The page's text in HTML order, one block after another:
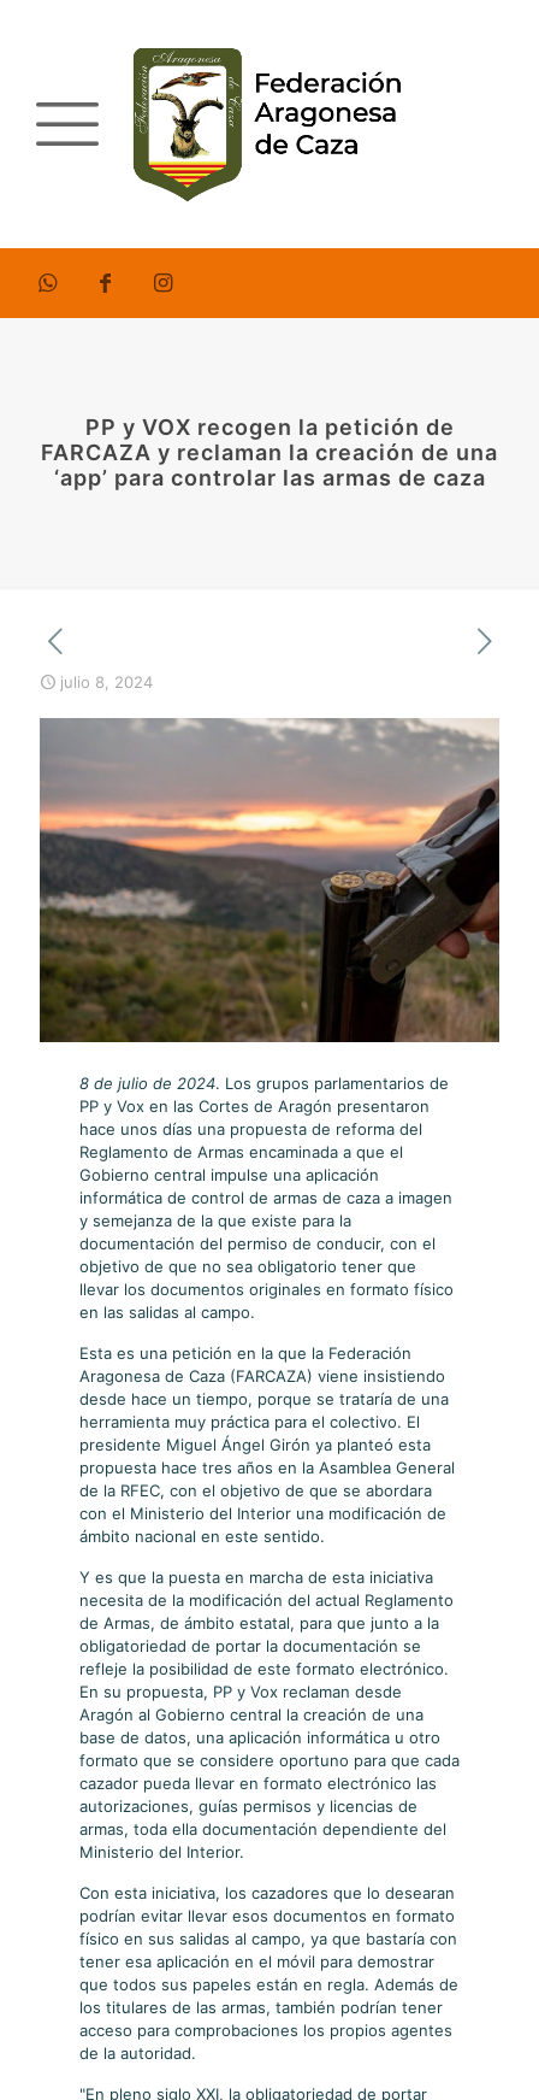
PP y VOX recogen la petición de
FARCAZA y reclaman la creación de una
‘app’ para controlar las armas de caza
julio 8, 2024
8 de julio de 2024. Los grupos parlamentarios de
PP y Vox en las Cortes de Aragón presentaron
hace unos días una propuesta de reforma del
Reglamento de Armas encaminada a que el
Gobierno central impulse una aplicación
informática de control de armas de caza a imagen
y semejanza de la que existe para la
documentación del permiso de conducir, con el
objetivo de que no sea obligatorio tener que
llevar los documentos originales en formato físico
en las salidas al campo.
Esta es una petición en la que la Federación
Aragonesa de Caza (FARCAZA) viene insistiendo
desde hace un tiempo, porque se trataría de una
herramienta muy práctica para el colectivo. El
presidente Miguel Ángel Girón ya planteó esta
propuesta hace tres años en la Asamblea General
de la RFEC, con el objetivo de que se abordara
con el Ministerio del Interior una modificación de
ámbito nacional en este sentido.
Y es que la puesta en marcha de esta iniciativa
necesita de la modificación del actual Reglamento
de Armas, de ámbito estatal, para que junto a la
obligatoriedad de portar la documentación se
refleje la posibilidad de este formato electrónico.
En su propuesta, PP y Vox reclaman desde
Aragón al Gobierno central la creación de una
base de datos, una aplicación informática u otro
formato que se considere oportuno para que cada
cazador pueda llevar en formato electrónico las
autorizaciones, guías permisos y licencias de
armas, toda ella documentación dependiente del
Ministerio del Interior.
Con esta iniciativa, los cazadores que lo desearan
podrían evitar llevar esos documentos en formato
físico en sus salidas al campo, ya que bastaría con
tener esa aplicación en el móvil para demostrar
que todos sus papeles están en regla. Además de
los titulares de las armas, también podrían tener
acceso para comprobaciones los propios agentes
de la autoridad.
"En pleno siglo XXI, la obligatoriedad de portar